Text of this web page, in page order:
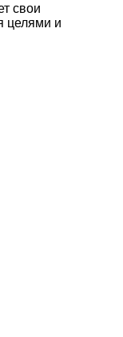
свои
целями и